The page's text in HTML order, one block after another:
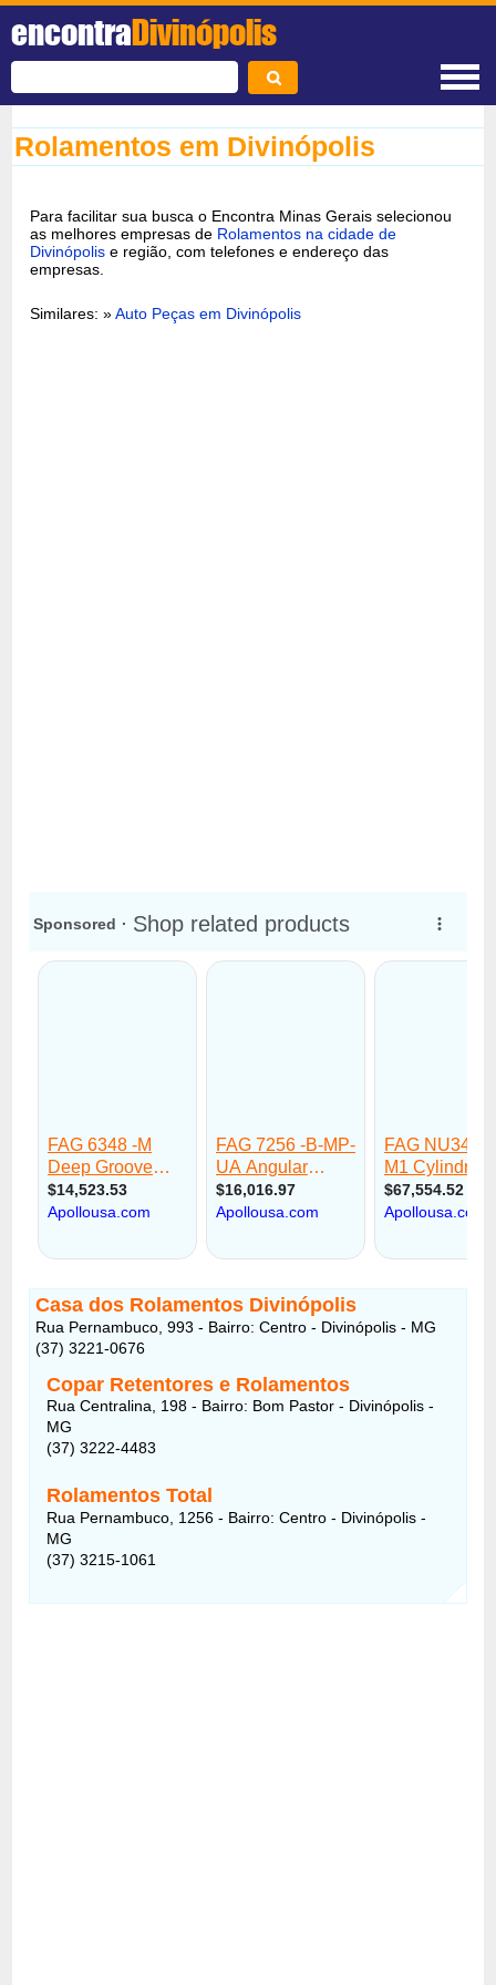
encontraDivinópolis
Rolamentos em Divinópolis
Para facilitar sua busca o Encontra Minas Gerais selecionou
as melhores empresas de Rolamentos na cidade de
Divinópolis e região, com telefones e endereço das
empresas.
Similares: »Auto Peças em Divinópolis
Casa dos Rolamentos Divinópolis
Rua Pernambuco, 993 - Bairro: Centro - Divinópolis - MG
(37) 3221-0676
Copar Retentores e Rolamentos
Rua Centralina, 198 - Bairro: Bom Pastor - Divinópolis -
MG
(37) 3222-4483
Rolamentos Total
Rua Pernambuco, 1256 - Bairro: Centro - Divinópolis -
MG
(37) 3215-1061